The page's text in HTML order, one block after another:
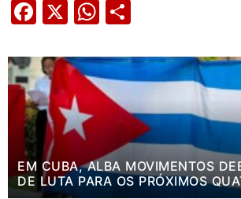
Facebook
X WhatsApp
EM CUBA, ALBA MOVIMENTOS
DE LUTA PARA OS PRÓXIMOS